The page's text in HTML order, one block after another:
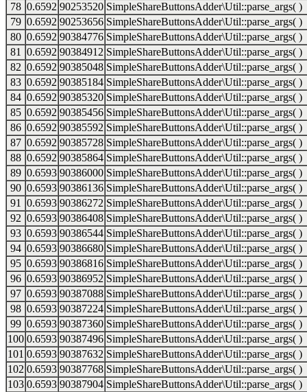
78 0.6592 90253520 SimpleShareButtonsAdder\Util::parse_args( )
79 0.6592 90253656 SimpleShareButtonsAdder\Util::parse_args( )
80 0.6592 90384776 SimpleShareButtonsAdder\Util::parse_args( )
81
0.6592 90384912 SimpleShareButtonsAdder\Util::parse_args( )
82 0.6592 90385048 SimpleShareButtonsAdder\Util::parse_args( )
83 0.6592 90385184 SimpleShareButtonsAdder\Util::parse_args( )
84 0.6592 90385320 SimpleShareButtonsAdder\Util::parse_args( )
85 0.6592 90385456 SimpleShareButtonsAdder\Util::parse_args( )
86 0.6592 90385592 SimpleShareButtonsAdder\Util::parse_args( )
87 0.6592 90385728 SimpleShareButtonsAdder\Util::parse_args( )
88 0.6592 90385864 SimpleShareButtonsAdder\Util::parse_args( )
89 0.6593 90386000 SimpleShareButtonsAdder\Util::parse_args( )
90 0.6593 90386136 SimpleShareButtonsAdder\Util::parse_args( )
91
0.6593 90386272 SimpleShareButtonsAdder\Util::parse_args( )
92 0.6593 90386408 SimpleShareButtonsAdder\Util::parse_args( )
93 0.6593 90386544 SimpleShareButtonsAdder\Util::parse_args( )
94 0.6593 90386680 SimpleShareButtonsAdder\Util::parse_args( )
95 0.6593 90386816 SimpleShareButtonsAdder\Util::parse_args( )
96 0.6593 90386952 SimpleShareButtonsAdder\Util::parse_args( )
97 0.6593 90387088 SimpleShareButtonsAdder\Util::parse_args( )
98 0.6593 90387224 SimpleShareButtonsAdder\Util::parse_args( )
99 0.6593 90387360 SimpleShareButtonsAdder\Util::parse_args( )
100 0.6593 90387496 SimpleShareButtonsAdder\Util::parse_args( )
101 0.6593 90387632 SimpleShareButtonsAdder\Util::parse_args( )
102 0.6593 90387768 SimpleShareButtonsAdder\Util::parse_args( )
103 0.6593 90387904 SimpleShareButtonsAdder\Util::parse_args( )